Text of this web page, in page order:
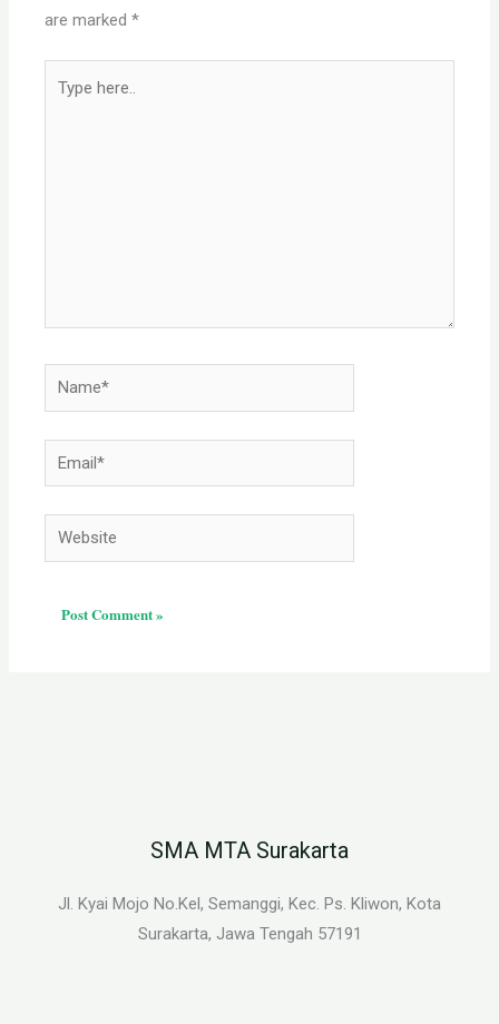
are marked*
here..
Name*
Email*
Website
SMA MTA Surakarta
Jl. Kyai Mojo No.Kel, Semanggi, Kec. Ps. Kliwon, Kota
Surakarta, Jawa Tengah 57191